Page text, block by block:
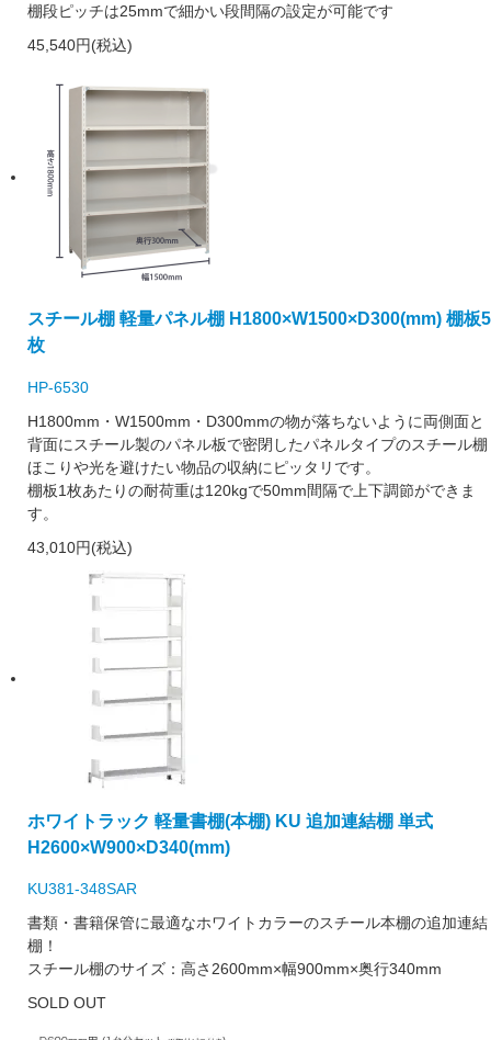
棚段ピッチは25mmで細かい段間隔の設定が可能です
45,540円(税込)
スチール棚 軽量パネル棚 H1800×W1500×D300(mm) 棚板5
枚
HP-6530
H1800mm・W1500mm・D300mmの物が落ちないように両側面と
背面にスチール製のパネル板で密閉したパネルタイプのスチール棚
ほこりや光を避けたい物品の収納にピッタリです。
棚板1枚あたりの耐荷重は120kgで50mm間隔で上下調節ができま
す。
43,010円(税込)
ホワイトラック 軽量書棚(本棚) KU 追加連結棚 単式
H2600×W900×D340(mm)
KU381-348SAR
書類・書籍保管に最適なホワイトカラーのスチール本棚の追加連結
棚！
スチール棚のサイズ：高さ2600mm×幅900mm×奥行340mm
SOLD OUT